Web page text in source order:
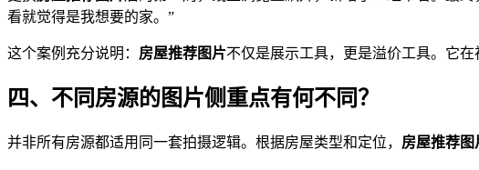
看就觉得是我想要的家。”
这个案例充分说明： 房屋推荐图片不仅是展示工具，更是溢价工具。它
四、不同房源的图片侧重点有何不同？
并非所有房源都适用同一套拍摄逻辑。根据房屋类型和定位， 房屋推荐图